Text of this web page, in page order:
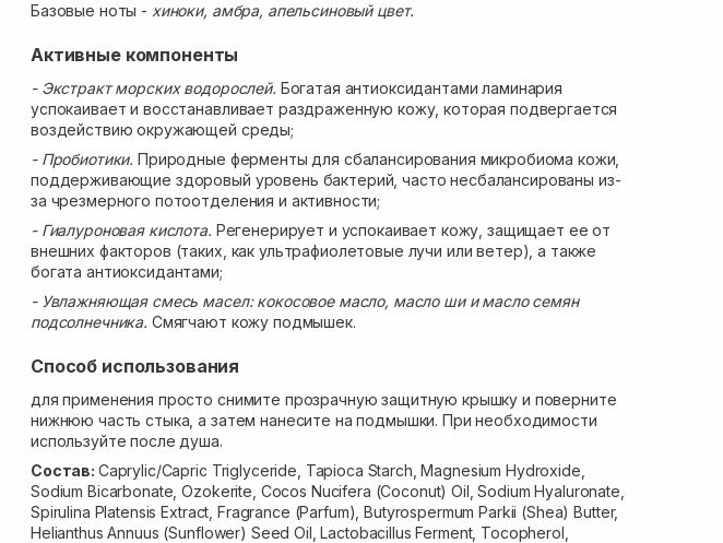
Базовые ноты - хиноки, амбра, апельсиновый цвет.
Активные компоненты
- Экстракт морских водорослей. Богатая антиоксидантами ламинария
успокаивает и восстанавливает раздраженную кожу, которая подвергается
воздействию окружающей среды;
- Пробиотики.Природные ферменты для сбалансирования микробиома кожи,
поддерживающие здоровый уровень бактерий, часто несбалансированы из-
за чрезмерного потоотделения и активности;
- Гиалуроновая кислота. Регенерирует и успокаивает кожу, защищает ее от
внешних факторов (таких, как ультрафиолетовые лучи или ветер), а также
богата антиоксидантами;
- Увлажняющая смесь масел: кокосовое масло, масло ши и масло семян
подсолнечника. Смягчают кожу подмышек.
Способ использования
для применения просто снимите прозрачную защитную крышку и поверните
нижнюю часть стыка, а затем нанесите на подмышки. При необходимости
используйте после душа.
Состав: Caprylic/Capric Triglyceride, Tapioca Starch, Magnesium Hydroxide,
Sodium Bicarbonate, Ozokerite, Cocos Nucifera (Coconut) Oil, Sodium Hyaluronate,
Spirulina Platensis Extract, Fragrance (Parfum), Butyrospermum Parkii (Shea) Butter,
Helianthus Annuus (Sunflower) Seed Oil, Lactobacillus Ferment, Tocopherol,